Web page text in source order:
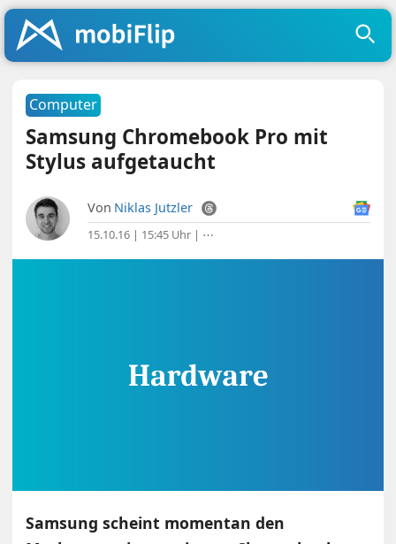
Computer
Samsung Chromebook Pro mit
Stylus aufgetaucht
Von Niklas Jutzler
15.10.16 | 15:45 Uhr | ⋯
Samsung scheint momentan den